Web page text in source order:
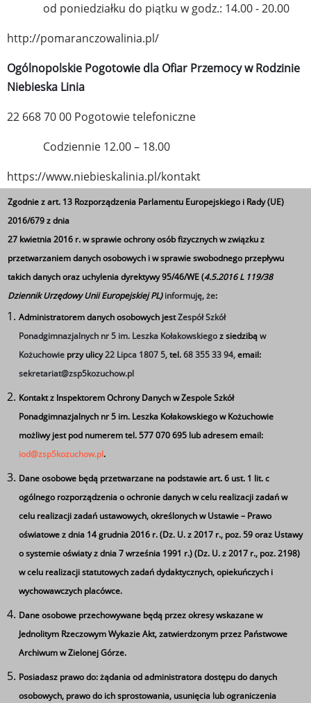
od poniedziałku do piątku w godz.: 14.00 - 20.00
http://pomaranczowalinia.pl/
Ogólnopolskie Pogotowie dla Ofiar Przemocy w Rodzinie
Niebieska Linia
22 668 70 00 Pogotowie telefoniczne
Codziennie 12.00 – 18.00
https://www.niebieskalinia.pl/kontakt
Telefon Zaufania dla dzieci i Młodzieży
Ważne telefony antydepresyjne– Forum Przeciw
Depresji ITAKA
Antydepresyjny Telefon Zaufania (22) 484 88 01
„Antydepresyjny Telefon Zaufania” prowadzi Fundacja
ITAKA – Centrum Poszukiwań Ludzi Zaginionych pod
numerem (22) 484 88 01. Dni i godziny na przestrzeni lat
się zmieniały, dlatego najlepiej sprawdzić szczegóły na
stronie: http://stopdepresji.pl/
środę i czwartek od 17.00 do 19.00 (koszt połączenia jak
na numer stacjonarny wg taryfy operatora
telefonicznego).
Więcej o projekcie na stronie:
https://forumprzeciwdepresji.pl/wazne-telefony-
antydepresyjne
Telefon zaufania dla dzieci 116 111
116 111 to pierwszy bezpłatny i ogólnopolski telefon
zaufania dla młodych ludzi, który prowadzi Fundacja
„Dajemy Dzieciom Siłę”. https://116111.pl/
Ta strona wykorzystuje pliki cookie
Zgodnie z art. 13 Rozporządzenia Parlamentu Europejskiego i Rady (UE)
2016/679 z dnia
27 kwietnia 2016 r. w sprawie ochrony osób fizycznych w związku z
przetwarzaniem danych osobowych i w sprawie swobodnego przepływu
takich danych oraz uchylenia dyrektywy 95/46/WE (4.5.2016 L 119/38
Dziennik Urzędowy Unii Europejskiej PL)informuję, że:
Administratorem danych osobowych jestZespół Szkół
Ponadgimnazjalnych nr 5 im. Leszka Kołakowskiegoz siedzibąw
Kożuchowie przy ulicy22 Lipca 1807 5,tel.68 355 33 94,email:
sekretariat@zsp5kozuchow.pl
Kontakt z Inspektorem Ochrony Danych w Zespole Szkół
Ponadgimnazjalnych nr 5 im. Leszka Kołakowskiego w Kożuchowie
możliwy jest pod numerem tel. 577 070 695 lub adresem email:
iod@zsp5kozuchow.pl.
Dane osobowe będą przetwarzane na podstawie art. 6 ust. 1 lit. c
ogólnego rozporządzenia o ochronie danych w celu realizacji zadań w
celu realizacji zadań ustawowych, określonych w Ustawie – Prawo
oświatowe z dnia 14 grudnia 2016 r. (Dz. U. z 2017 r., poz. 59 oraz Ustawy
o systemie oświaty z dnia 7 września 1991 r.) (Dz. U. z 2017 r., poz. 2198)
w celu realizacji statutowych zadań dydaktycznych, opiekuńczych i
wychowawczych placówce.
Dane osobowe przechowywane będą przez okresy wskazane w
Jednolitym Rzeczowym Wykazie Akt, zatwierdzonym przez Państwowe
Archiwum w Zielonej Górze.
Posiadasz prawo do: żądania od administratora dostępu do danych
osobowych, prawo do ich sprostowania, usunięcia lub ograniczenia